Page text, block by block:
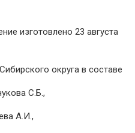
изготовлено 23 августа
округа в составе
С.Б.,
А.И.,